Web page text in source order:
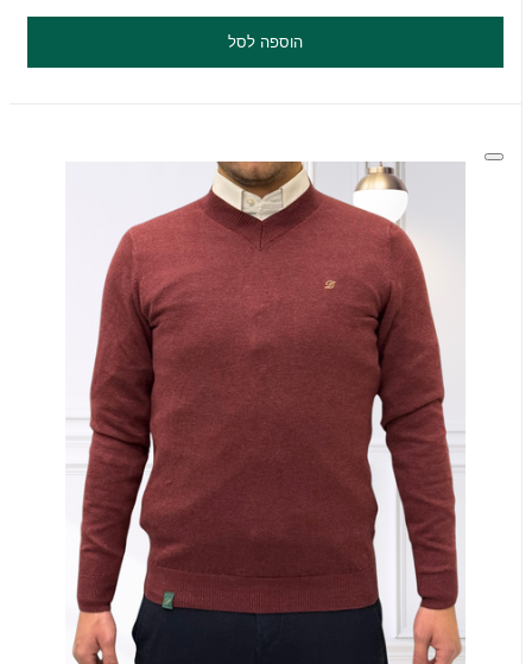
הוספה לסל